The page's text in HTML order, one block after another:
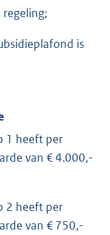
regeling;
is
1 heeft per
van € 4.000,-
2 heeft per
van € 750,-